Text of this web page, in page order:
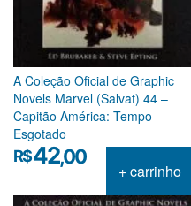
A Coleção Oficial de Graphic
Novels Marvel (Salvat) 44 –
Capitão América: Tempo
Esgotado
R$42,00
+ carrinho